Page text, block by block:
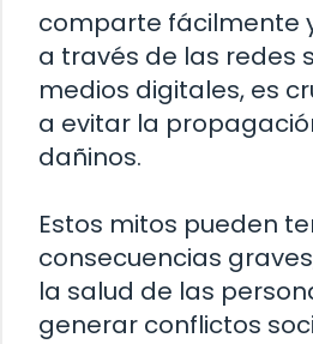
comparte fácilmente
a través de las redes
medios digitales, es
a evitar la
dañinos.
Estos mitos pueden
consecuencias
la salud de las
generar conflictos